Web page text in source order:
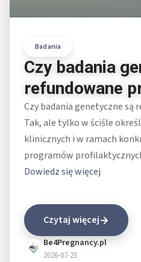
Badania
Czy badania
refundowane
Czy badania genetyczne są
Tak, ale tylko w ściśle
klinicznych i w ramach
programów
Dowiedz się więcej
Czytaj więcej
Be4Pregnancy.pl
2026-07-23